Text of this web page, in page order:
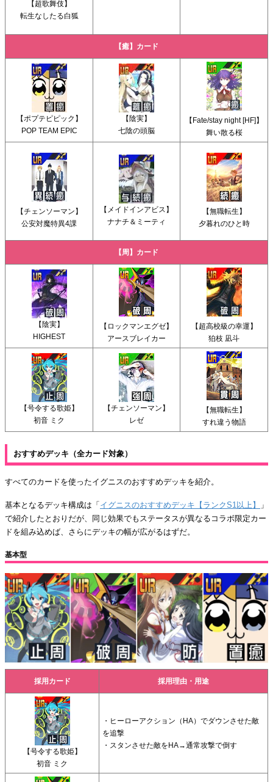
【超歌舞伎】
転生なしたる白狐
【癒】カード
【ポプテピピック】
POP TEAM EPIC
【陰実】
七陰の頭脳
【Fate/stay night [HF]】
舞い散る桜
【チェンソーマン】
公安対魔特異4課
【メイドインアビス】
ナナチ＆ミーティ
【無職転生】
夕暮れのひと時
【周】カード
【陰実】
HIGHEST
【ロックマンエグゼ】
アースブレイカー
【超高校級の幸運】
狛枝 凪斗
【号令する歌姫】
初音 ミク
【チェンソーマン】
レゼ
【無職転生】
すれ違う物語
おすすめデッキ（全カード対象）
すべてのカードを使ったイグニスのおすすめデッキを紹介。
基本となるデッキ構成は「 イグニスのおすすめデッキ【ランクS1以上】
」
で紹介したとおりだが、同じ効果でもステータスが異なるコラボ限定カー
ドを組み込めば、さらにデッキの幅が広がるはずだ。
基本型
採用カード 採用理由・用途
【号令する歌姫】
初音 ミク
・ヒーローアクション（HA）でダウンさせた敵
を追撃
・スタンさせた敵をHA→通常攻撃で倒す